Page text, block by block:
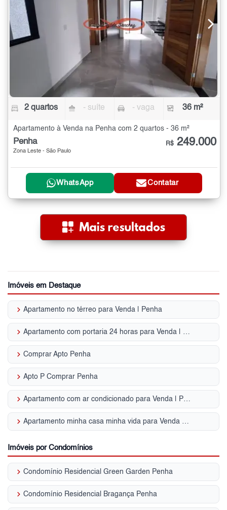
2 quartos - suíte - vaga 36 m²
Apartamento à Venda na Penha com 2 quartos - 36 m²
Penha
Zona Leste - São Paulo
R$ 249.000
WhatsApp Contatar
Imóveis em Destaque
keyboard_arrow_right Apartamento no térreo para Venda | Penha
keyboard_arrow_right Apartamento com portaria 24 horas para Venda | Penha
keyboard_arrow_right Comprar Apto Penha
keyboard_arrow_right Apto P Comprar Penha
keyboard_arrow_right Apartamento com ar condicionado para Venda | Penha
keyboard_arrow_right Apartamento minha casa minha vida para Venda | Penha
Imóveis por Condomínios
keyboard_arrow_right Condomínio Residencial Green Garden Penha
keyboard_arrow_right Condomínio Residencial Bragança Penha